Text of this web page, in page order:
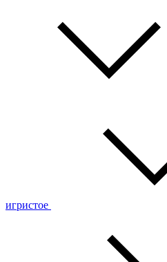
игристое